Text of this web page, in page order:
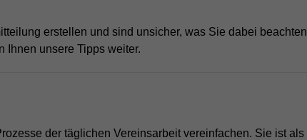
erstellen und sind unsicher, was Sie dabei beachten
Ihnen unsere Tipps weiter.
der täglichen Vereinsarbeit vereinfachen. Sie ist als